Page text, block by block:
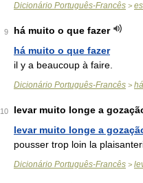
Dicionário Português-Francês >
9
há muito o que fazer
há muito o que fazer
il y a beaucoup à faire.
Dicionário Português-Francês >
10
levar muito longe a
levar muito longe a
pousser trop loin la
Dicionário Português-Francês >